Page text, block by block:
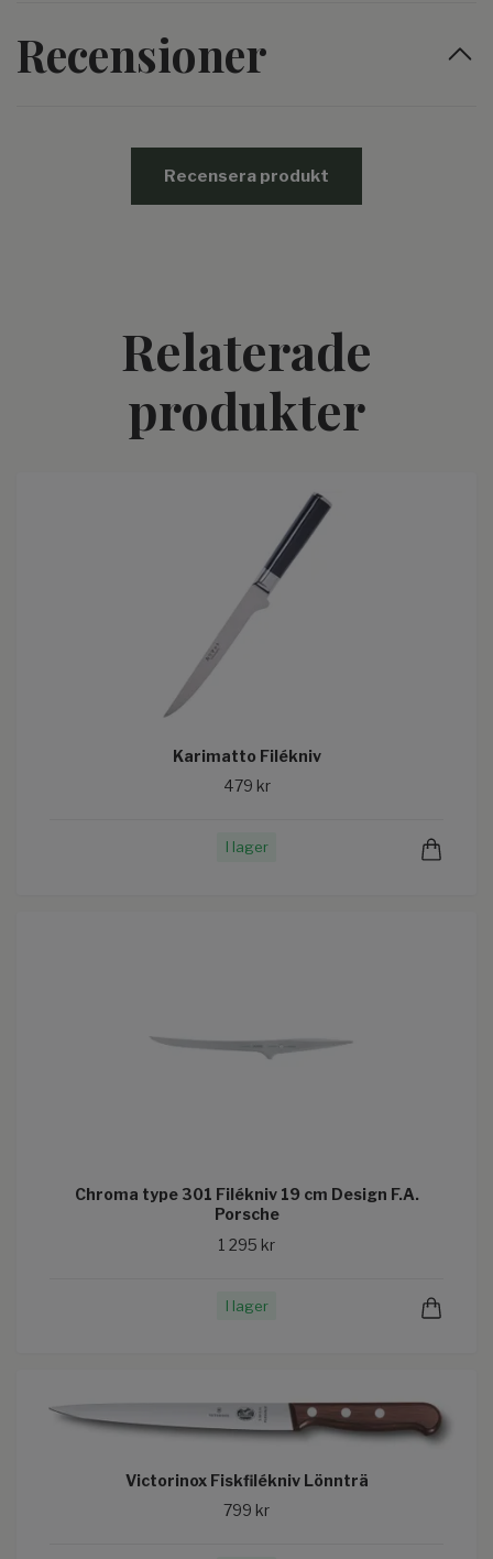
Recensioner
Recensera produkt
Relaterade
produkter
Karimatto Filékniv
479 kr
I lager
Chroma type 301 Filékniv 19 cm Design F.A.
Porsche
1 295 kr
I lager
Victorinox Fiskfilékniv Lönnträ
799 kr